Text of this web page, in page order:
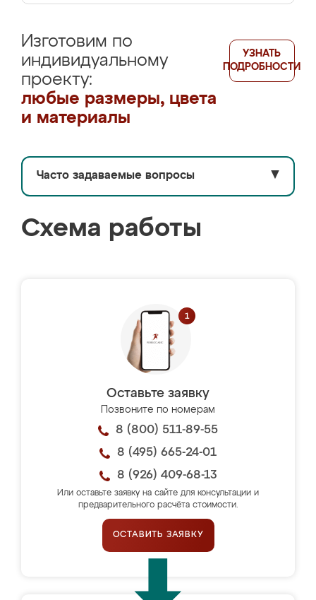
Изготовим по
индивидуальному
проекту:
любые размеры, цвета
и материалы
УЗНАТЬ
ПОДРОБНОСТИ
Часто задаваемые вопросы ▼
Схема работы
Оставьте заявку
Позвоните по номерам
8 (800) 511-89-55
8 (495) 665-24-01
8 (926) 409-68-13
Или оставьте заявку на сайте для консультации и
предварительного расчёта стоимости.
ОСТАВИТЬ ЗАЯВКУ